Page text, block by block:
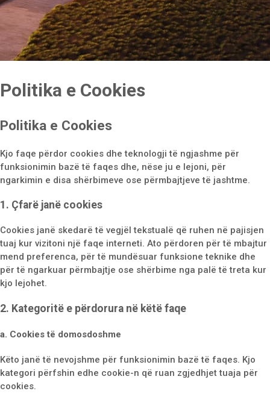
Politika e Cookies
Politika e Cookies
Kjo faqe përdor cookies dhe teknologji të ngjashme për
funksionimin bazë të faqes dhe, nëse ju e lejoni, për
ngarkimin e disa shërbimeve ose përmbajtjeve të jashtme.
1. Çfarë janë cookies
Cookies janë skedarë të vegjël tekstualë që ruhen në pajisjen
tuaj kur vizitoni një faqe interneti. Ato përdoren për të mbajtur
mend preferenca, për të mundësuar funksione teknike dhe
për të ngarkuar përmbajtje ose shërbime nga palë të treta kur
kjo lejohet.
2. Kategoritë e përdorura në këtë faqe
a. Cookies të domosdoshme
Këto janë të nevojshme për funksionimin bazë të faqes. Kjo
kategori përfshin edhe cookie-n që ruan zgjedhjet tuaja për
cookies.